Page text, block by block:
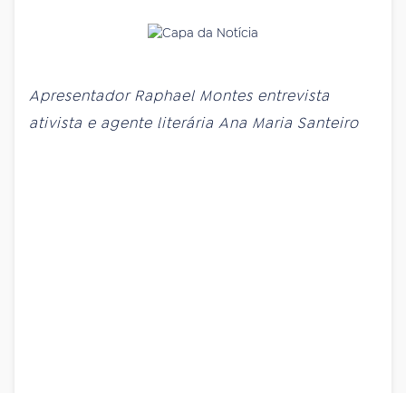
Apresentador Raphael Montes entrevista
ativista e agente literária Ana Maria Santeiro